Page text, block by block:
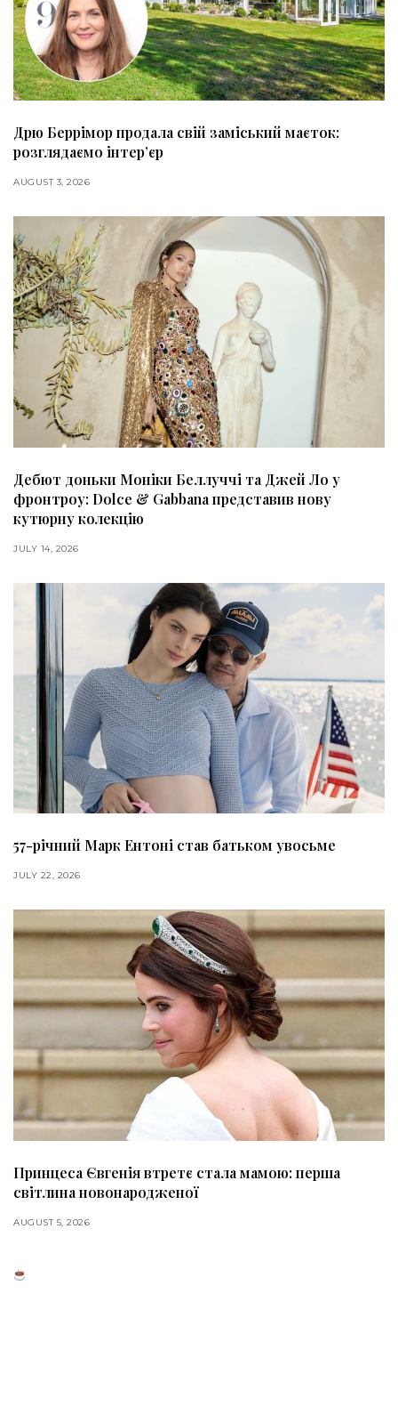
Дрю Беррімор продала свій заміський маєток:
розглядаємо інтер’єр
AUGUST 3, 2026
Дебют доньки Моніки Беллуччі та Джей Ло у
фронтроу: Dolce & Gabbana представив нову
кутюрну колекцію
JULY 14, 2026
57-річний Марк Ентоні став батьком увосьме
JULY 22, 2026
Принцеса Євгенія втретє стала мамою: перша
світлина новонародженої
AUGUST 5, 2026